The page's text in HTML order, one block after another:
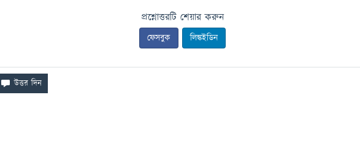
প্রশ্নোত্তরটি শেয়ার করুন
ফেসবুক লিঙ্কইডিন